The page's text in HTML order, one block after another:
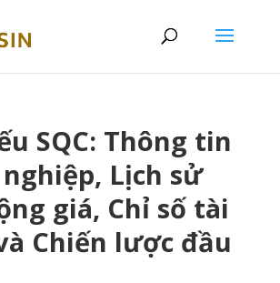
SQC: Thông tin
Lịch sử
giá, Chỉ số tài
Chiến lược đầu